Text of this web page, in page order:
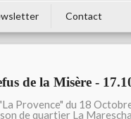
Contact
de la Misère -
Provence" du 18
de quartier La